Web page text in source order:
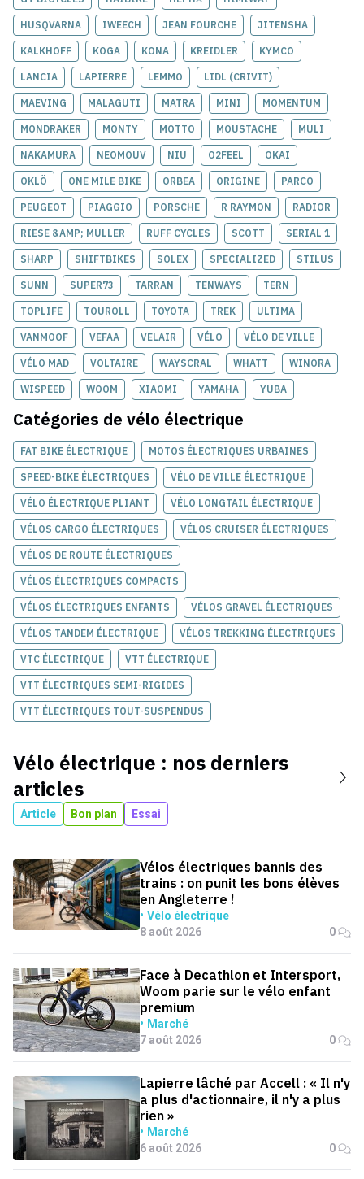
HUSQVARNA IWEECH JEAN FOURCHE JITENSHA
KALKHOFF KOGA KONA KREIDLER KYMCO
LANCIA LAPIERRE LEMMO LIDL (CRIVIT)
MAEVING MALAGUTI MATRA MINI MOMENTUM
MONDRAKER MONTY MOTTO MOUSTACHE MULI
NAKAMURA NEOMOUV NIU O2FEEL OKAI
OKLÖ ONE MILE BIKE ORBEA ORIGINE PARCO
PEUGEOT PIAGGIO PORSCHE R RAYMON RADIOR
RIESE &AMP; MULLER RUFF CYCLES SCOTT SERIAL 1
SHARP SHIFTBIKES SOLEX SPECIALIZED STILUS
SUNN SUPER73 TARRAN TENWAYS TERN
TOPLIFE TOUROLL TOYOTA TREK ULTIMA
VANMOOF VEFAA VELAIR VÉLO VÉLO DE VILLE
VÉLO MAD VOLTAIRE WAYSCRAL WHATT WINORA
WISPEED WOOM XIAOMI YAMAHA YUBA
Catégories de vélo électrique
FAT BIKE ÉLECTRIQUE MOTOS ÉLECTRIQUES URBAINES
SPEED-BIKE ÉLECTRIQUES VÉLO DE VILLE ÉLECTRIQUE
VÉLO ÉLECTRIQUE PLIANT VÉLO LONGTAIL ÉLECTRIQUE
VÉLOS CARGO ÉLECTRIQUES VÉLOS CRUISER ÉLECTRIQUES
VÉLOS DE ROUTE ÉLECTRIQUES
VÉLOS ÉLECTRIQUES COMPACTS
VÉLOS ÉLECTRIQUES ENFANTS VÉLOS GRAVEL ÉLECTRIQUES
VÉLOS TANDEM ÉLECTRIQUE VÉLOS TREKKING ÉLECTRIQUES
VTC ÉLECTRIQUE VTT ÉLECTRIQUE
VTT ÉLECTRIQUES SEMI-RIGIDES
VTT ÉLECTRIQUES TOUT-SUSPENDUS
Vélo électrique : nos derniers
articles
Article Bon plan Essai
Vélos électriques bannis des
trains : on punit les bons élèves
en Angleterre !
Vélo électrique
8 août 2026
0
Face à Decathlon et Intersport,
Woom parie sur le vélo enfant
premium
Marché
7 août 2026
0
Lapierre lâché par Accell : « Il n'y
a plus d'actionnaire, il n'y a plus
rien »
Marché
6 août 2026
0